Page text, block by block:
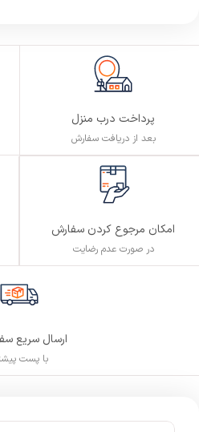
پرداخت درب منزل
بعد از دریافت سفارش
امکان مرجوع کردن سفارش
در صورت عدم رضایت
ارسال سریع
با پست